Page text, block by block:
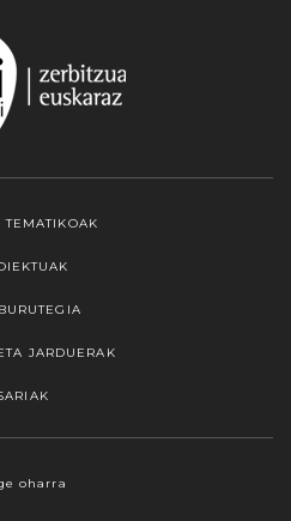
TEMATIKOAK
JARDUERAK
oharra erabiltzen ditu,